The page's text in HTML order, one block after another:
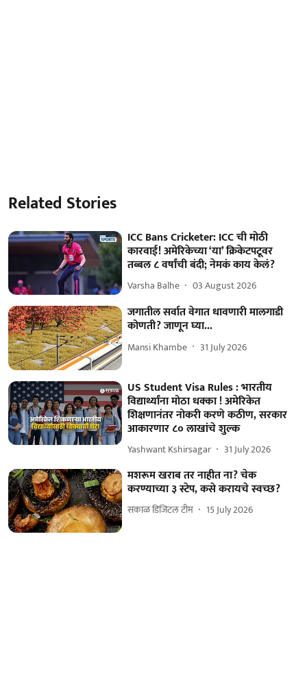
Related Stories
ICC Bans Cricketer: ICC ची मोठी
कारवाई! अमेरिकेच्या ‘या’ क्रिकेटपटूवर
तब्बल ८ वर्षांची बंदी; नेमकं काय केलं?
Varsha Balhe 03 August 2026
जगातील सर्वात वेगात धावणारी मालगाडी
कोणती? जाणून घ्या...
Mansi Khambe 31 July 2026
US Student Visa Rules : भारतीय
विद्यार्थ्यांना मोठा धक्का ! अमेरिकेत
शिक्षणानंतर नोकरी करणे कठीण, सरकार
आकारणार ८० लाखांचे शुल्क
Yashwant Kshirsagar 31 July 2026
मशरूम खराब तर नाहीत ना? चेक
करण्याच्या ३ स्टेप, कसे करायचे स्वच्छ?
सकाळ डिजिटल टीम 15 July 2026